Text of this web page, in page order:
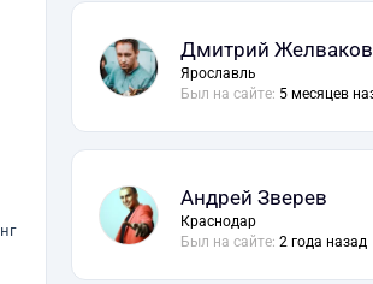
Дмитрий Желваков
Ярославль
Был на сайте: 5 месяцев
Андрей Зверев
Краснодар
Был на сайте: 2 года назад